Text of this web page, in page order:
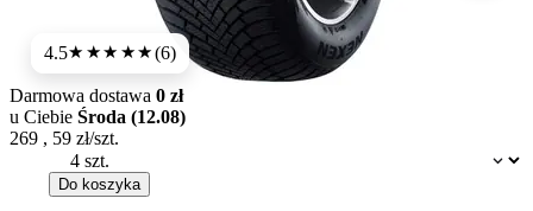
4.5★★★★★(6)
Dostępność:
Darmowa dostawa 0 zł
u Ciebie Środa (12.08)
269 , 59 zł/szt.
Do koszyka